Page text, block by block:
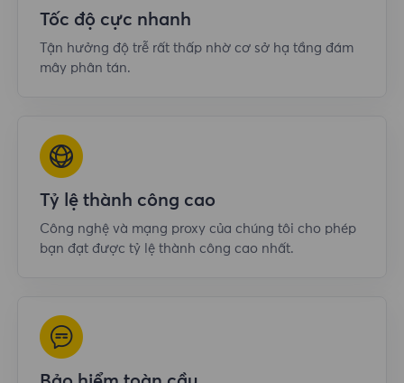
Tốc độ cực nhanh
Tận hưởng độ trễ rất thấp nhờ cơ sở hạ tầng đám
mây phân tán.
Tỷ lệ thành công cao
Công nghệ và mạng proxy của chúng tôi cho phép
bạn đạt được tỷ lệ thành công cao nhất.